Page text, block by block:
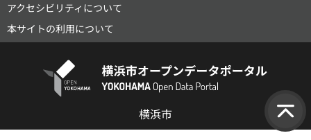
アクセシビリティについて
本サイトの利用について
横浜市